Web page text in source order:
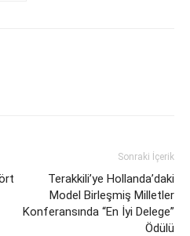
Sonraki İçerik
Terakkili’ye Hollanda’daki
Model Birleşmiş Milletler
Konferansında “En İyi Delege”
Ödülü